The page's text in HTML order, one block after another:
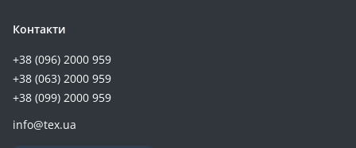
Xiaomi Redmi Note 11 5G/ Poco M4 Pro 5G (+7)
Xiaomi Poco X5 5G/Note 12 5G (+7)
Xiaomi Redmi Note 11 Pro 4G/Note 12 Pro 4G (+7)
Xiaomi Redmi Note 13 Pro 4G/Poco M6 Pro 4G/Redmi Note 14s (+7)
ZTE Blade A7S (+7)
Контакти
+38 (096) 2000 959
+38 (063) 2000 959
+38 (099) 2000 959
info@tex.ua